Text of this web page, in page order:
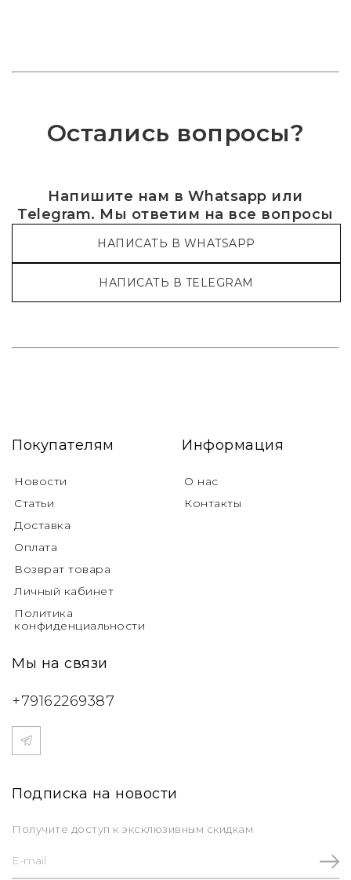
Остались вопросы?
Напишите нам в Whatsapp или
Telegram. Мы ответим на все вопросы
НАПИСАТЬ В WHATSAPP
НАПИСАТЬ В TELEGRAM
Покупателям
Новости
Статьи
Доставка
Оплата
Возврат товара
Личный кабинет
Политика
конфиденциальности
Информация
О нас
Контакты
Мы на связи
+79162269387
Подписка на новости
Получите доступ к эксклюзивным скидкам